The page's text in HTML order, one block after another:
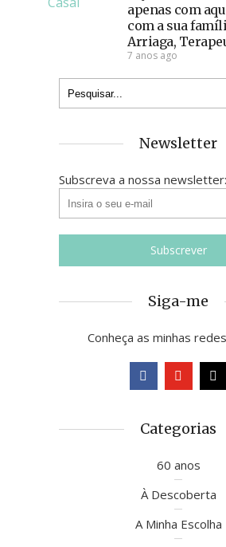
apenas com
com a sua
Arriaga,
7 anos ago
Newsletter
Subscreva a nossa newsletter:
Siga-me
Conheça as minhas
Categorias
60 anos
À Descoberta
A Minha Escolha